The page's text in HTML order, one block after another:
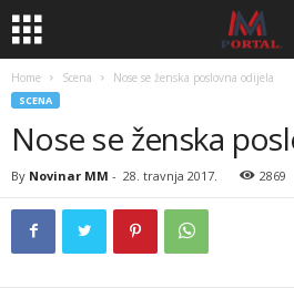
Home Scena Nose se ženska poslovna odijela
SCENA
Nose se ženska
By Novinar MM - 28. travnja 2017. 2869